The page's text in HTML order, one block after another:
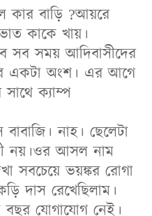
কার বাড়ি ?আয়রে
কাকে খায়।
সব সময় আদিবাসীদের
একটা অংশ। এর আগে
ক্যাম্প
বাবাজি। নাহ। ছেলেটা
নয়।ওর আসল নাম
সবচেয়ে ভয়ঙ্কর রোগা
দাস রেখেছিলাম।
বছর যোগাযোগ নেই।